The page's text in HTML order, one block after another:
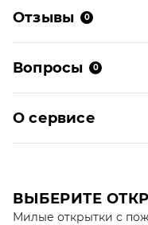
Отзывы 0
Вопросы 0
О сервисе
ВЫБЕРИТЕ
Милые открытки с